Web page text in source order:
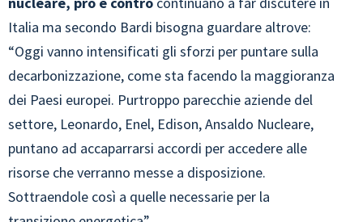
Italia ma secondo Bardi bisogna guardare altrove:
“Oggi vanno intensificati gli sforzi per puntare sulla
decarbonizzazione, come sta facendo la maggioranza
dei Paesi europei. Purtroppo parecchie aziende del
settore, Leonardo, Enel, Edison, Ansaldo Nucleare,
puntano ad accaparrarsi accordi per accedere alle
risorse che verranno messe a disposizione.
Sottraendole così a quelle necessarie per la